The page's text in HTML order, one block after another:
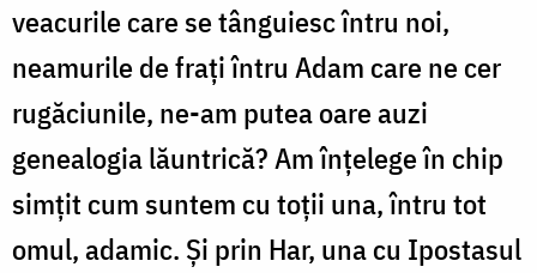
veacurile care se tânguiesc întru noi,
neamurile de frați întru Adam care ne cer
rugăciunile, ne-am putea oare auzi
genealogia lăuntrică? Am înțelege în chip
simțit cum suntem cu toții una, întru tot
omul, adamic. Și prin Har, una cu Ipostasul